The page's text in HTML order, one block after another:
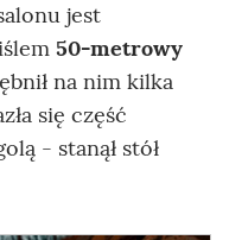
jest
50-metrowy
na nim kilka
się część
- stanął stół